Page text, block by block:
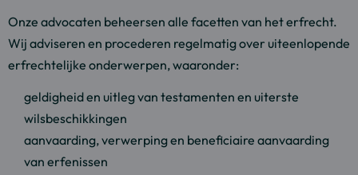
Onze advocaten beheersen alle facetten van het erfrecht.
Wij adviseren en procederen regelmatig over uiteenlopende
erfrechtelijke onderwerpen, waaronder:
geldigheid en uitleg van testamenten en uiterste
wilsbeschikkingen
aanvaarding, verwerping en beneficiaire aanvaarding
van erfenissen